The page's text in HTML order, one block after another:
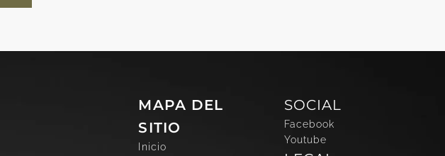
MAPA DEL
SITIO
Inicio
SOCIAL
Facebook
Youtube